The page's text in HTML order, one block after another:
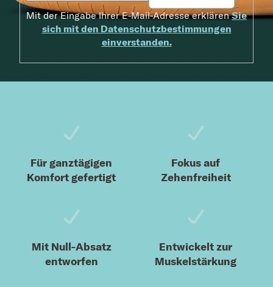
Mit der Eingabe Ihrer E-Mail-Adresse erklärenSie
sich mit den Datenschutzbestimmungen
einverstanden.
Für ganztägigen
Komfort gefertigt
Fokus auf
Zehenfreiheit
Mit Null-Absatz
entworfen
Entwickelt zur
Muskelstärkung